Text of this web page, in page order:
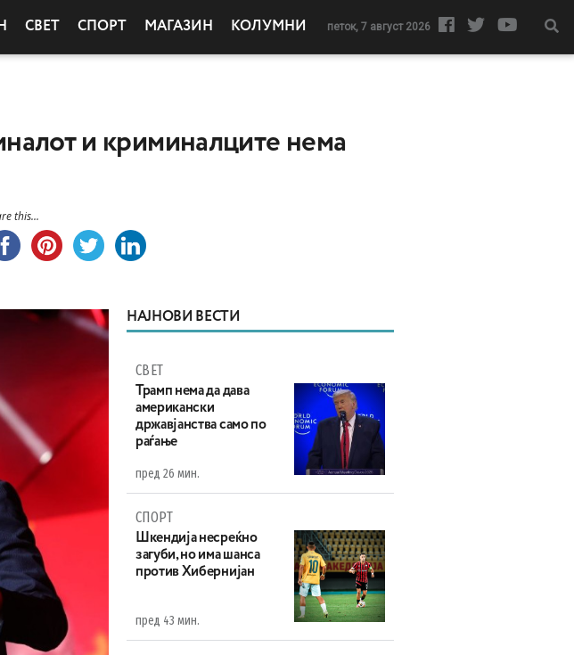
СВЕТ СПОРТ МАГАЗИН КОЛУМНИ петок, 7 август 2026
и криминалците нема
this...
НАЈНОВИ ВЕСТИ
СВЕТ
Трамп нема да дава
американски
државјанства само по
раѓање
пред 26 мин.
СПОРТ
Шкендија несреќно
загуби, но има шанса
против Хибернијан
пред 43 мин.